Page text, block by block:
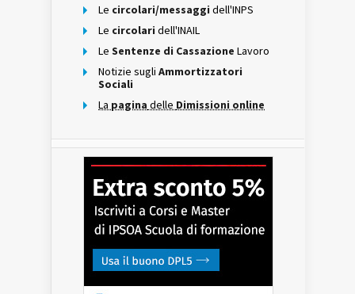
Le circolari/messaggi dell'INPS
Le circolari dell'INAIL
Le Sentenze di Cassazione Lavoro
Notizie sugli Ammortizzatori
Sociali
La pagina delle Dimissioni online